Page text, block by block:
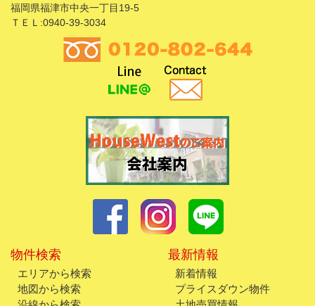
福岡県福津市中央一丁目19-5
ＴＥＬ:0940-39-3034
物件検索
エリアから検索
地図から検索
最新情報
新着情報
プライスダウン物件